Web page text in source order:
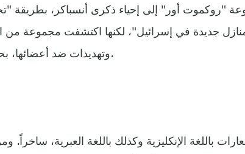
"روكموت أور" إلى إحياء ذكرى أنسباكر، بطريقة
منازل جديدة في إسرائيل"، لكنها اكتشفت مجموعة
وتهديدات ضد أعضائها، بحسب الصحيفة نفسها.
باللغة الإنكليزية وكذلك باللغة العبرية،